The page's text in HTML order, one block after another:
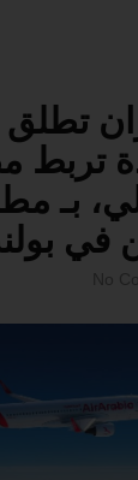
تربط
بـ
في